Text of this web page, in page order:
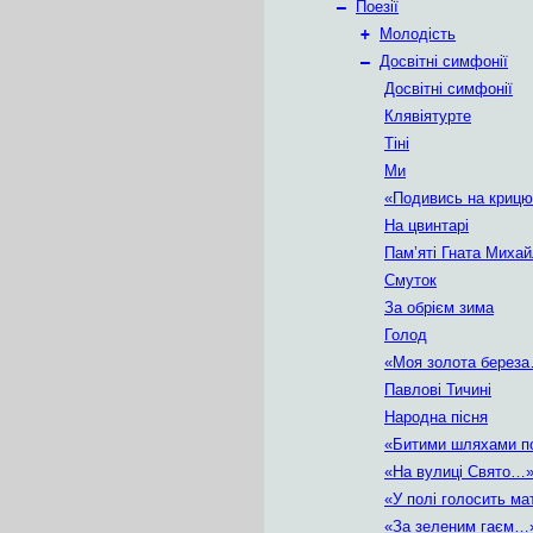
–
Поезії
+
Молодість
– Досвітні симфонії
Досвітні симфонії
Клявіятурте
Тіні
Ми
«Подивись на
На цвинтарі
Пам’яті Гната
Смуток
За обрієм зима
Голод
«Моя золота
Павлові Тичині
Народна пісня
«Битими шляхами
«На вулиці Свято…»
«У полі голосить
«За зеленим